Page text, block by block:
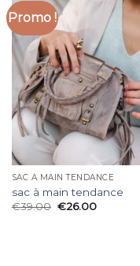
Promo !
SAC À MAIN TENDANCE
sac à main tendance
€39.00 €26.00